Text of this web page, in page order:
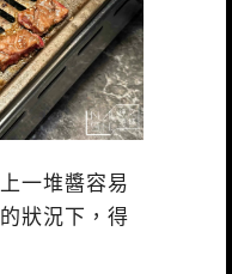
一堆醬容易
狀況下，得